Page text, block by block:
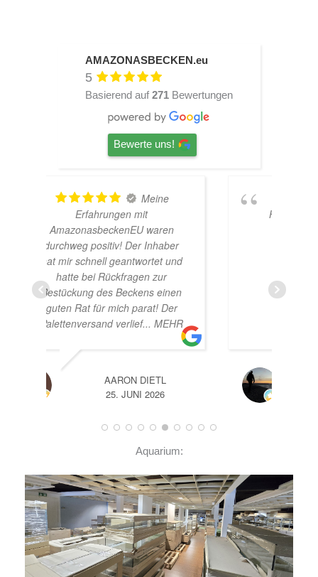
AMAZONASBECKEN.eu
5
Basierend auf 271 Bewertungen
Bewerte uns!
Hardscape im Laden und sehr
nette Beratung! Ich bin super
Glücklich mit meinem
Beståbecken
14. JUNI 2026
Aquarium: